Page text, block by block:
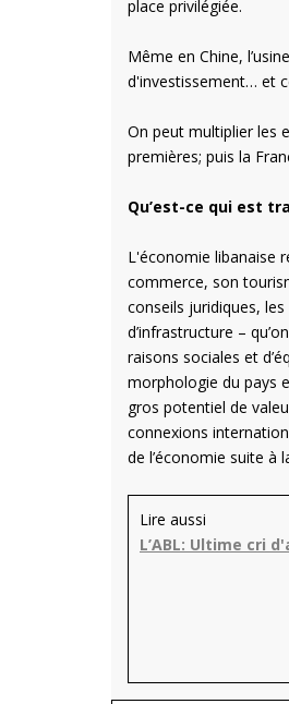
place privilégiée.
Même en Chine,
d'investissement… et
On peut multiplier les
premières; puis la
Qu’est-ce qui est
L'économie libanaise
commerce, son
conseils juridiques,
d’infrastructure –
raisons sociales et
morphologie du pays
gros potentiel de
connexions
de l’économie suite à
Lire aussi
L’ABL: Ultime cri